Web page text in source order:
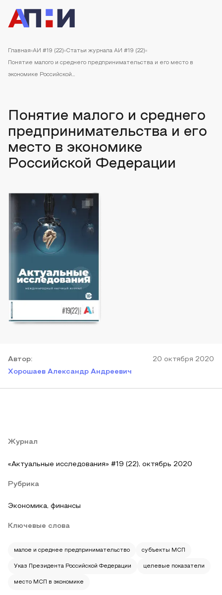
Главная АИ #19 (22) Статьи журнала АИ #19 (22)
Понятие малого и среднего предпринимательства и его место в
экономике Российской...
Понятие малого и среднего
предпринимательства и его
место в экономике
Российской Федерации
Автор:
Хорошаев Александр Андреевич
20 октября 2020
Журнал
«Актуальные исследования» #19 (22), октябрь 2020
Рубрика
Экономика, финансы
Ключевые слова
малое и среднее предпринимательство субъекты МСП
Указ Президента Российской Федерации целевые показатели
место МСП в экономике